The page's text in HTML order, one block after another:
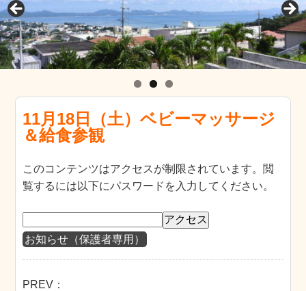
11月18日（土）ベビーマッサージ
＆給食参観
このコンテンツはアクセスが制限されています。閲
覧するには以下にパスワードを入力してください。
お知らせ（保護者専用）
PREV：